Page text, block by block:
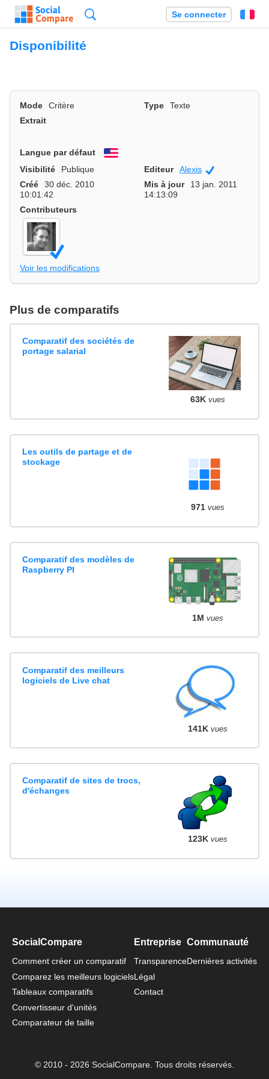
Se connecter
Disponibilité
Mode Critère Type
Texte
Extrait
Langue par défaut
English
Visibilité
Publique Editeur Alexis
Communauté
Créé
30 déc. 2010
10:01:42
Mis à jour
13 jan. 2011
14:13:09
Contributeurs
Voir les modifications
Plus de comparatifs
Comparatif des sociétés de
portage salarial
63K vues
Les outils de partage et de
stockage
971 vues
Comparatif des modèles de
Raspberry PI
1M vues
Comparatif des meilleurs
logiciels de Live chat
141K vues
Comparatif de sites de trocs,
d'échanges
123K vues
SocialCompare
Comment créer un comparatif
Comparez les meilleurs logiciels
Tableaux comparatifs
Convertisseur d'unités
Comparateur de taille
Entreprise
Transparence
Légal
Contact
Communauté
Dernières activités
© 2010 - 2026 SocialCompare. Tous droits réservés.